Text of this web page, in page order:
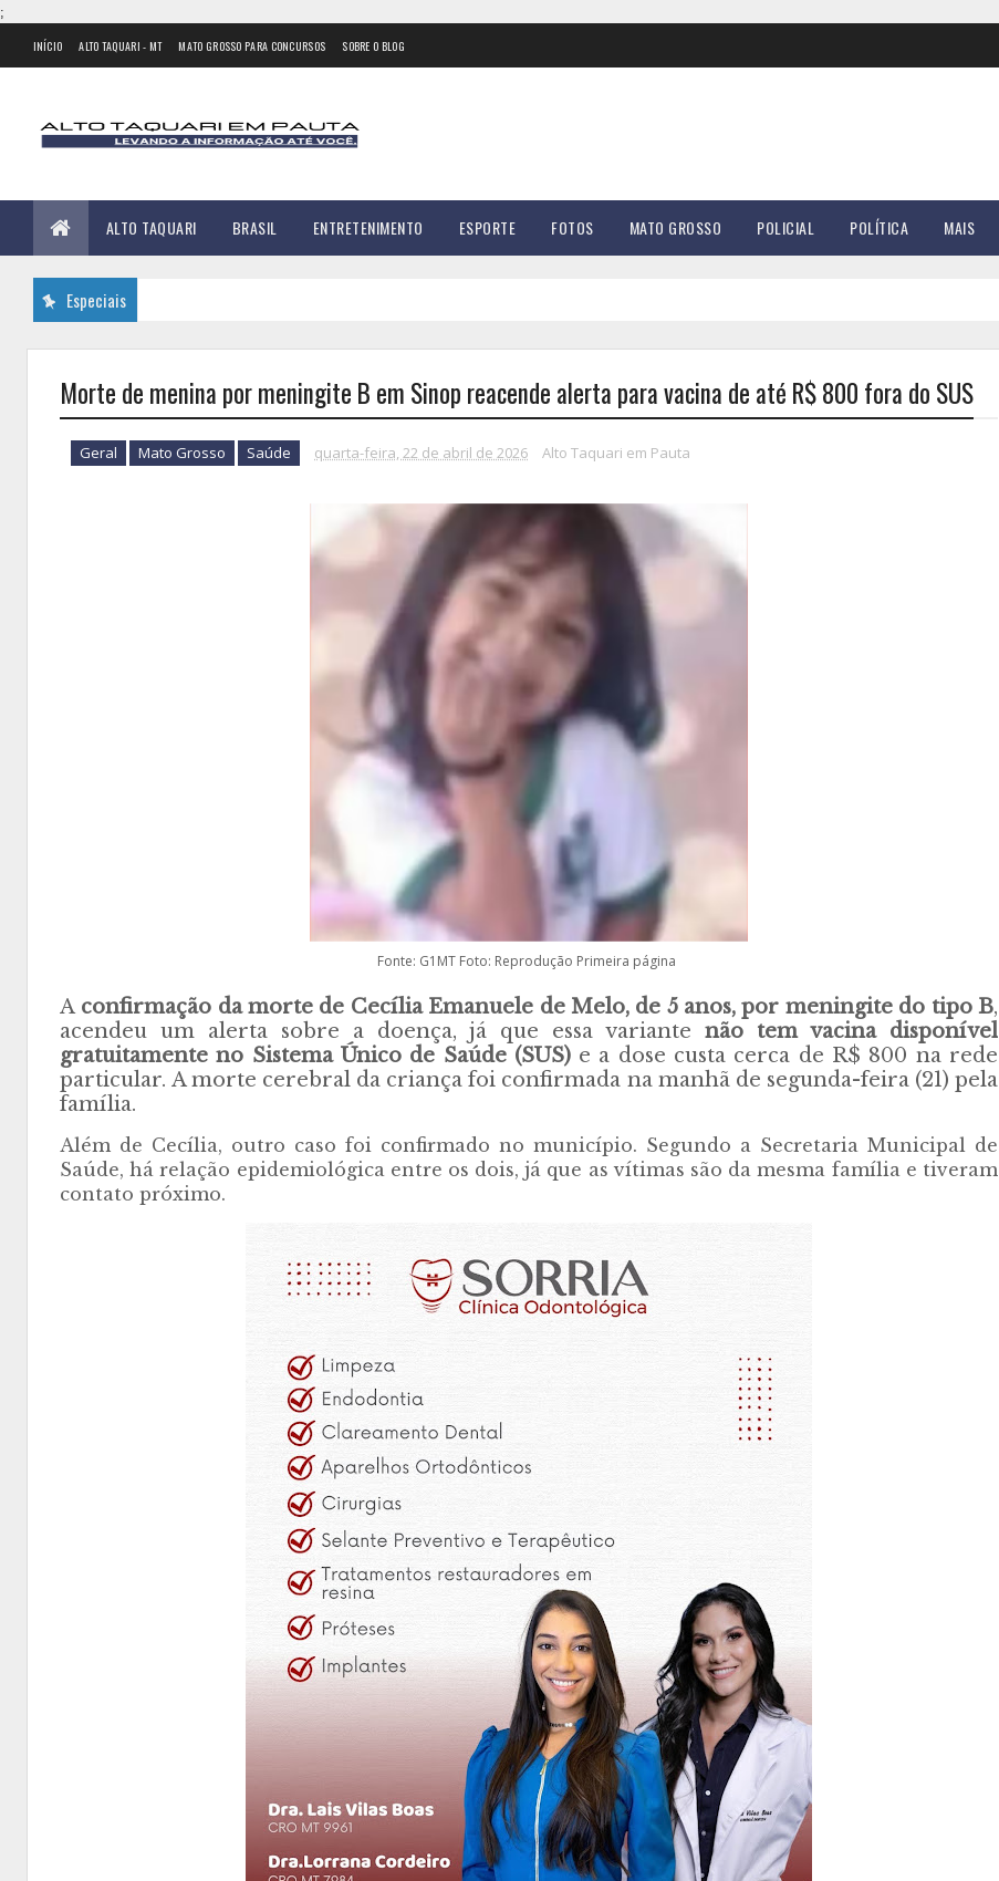
;
INÍCIO ALTO TAQUARI - MT MATO GROSSO PARA CONCURSOS SOBRE O BLOG
ALTO TAQUARI BRASIL ENTRETENIMENTO ESPORTE FOTOS MATO GROSSO POLICIAL POLÍTICA MAIS
Especiais
Morte de menina por meningite B em Sinop reacende alerta para vacina de até R$ 800 fora do SUS
Geral Mato Grosso Saúde quarta-feira, 22 de abril de 2026 Alto Taquari em Pauta
Fonte: G1MT Foto: Reprodução Primeira página
Aconfirmação da morte de Cecília Emanuele de Melo, de 5 anos, por meningite do tipo B,
acendeu um alerta sobre a doença, já que essa variantenão tem vacina disponível
gratuitamente no Sistema Único de Saúde (SUS) e a dose custa cerca de R$ 800 na rede
particular. A morte cerebral da criança foi confirmada na manhã de segunda-feira (21) pela
família.
Além de Cecília, outro caso foi confirmado no município. Segundo a Secretaria Municipal de
Saúde, há relação epidemiológica entre os dois, já que as vítimas são da mesma família e tiveram
contato próximo.